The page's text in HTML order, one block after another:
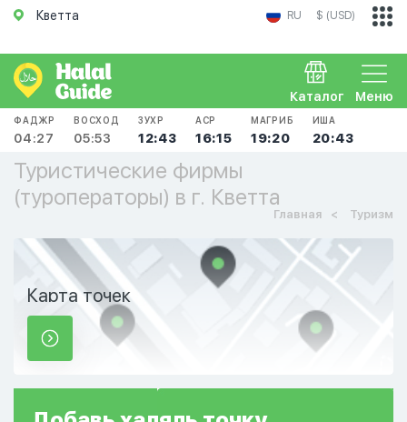
Кветта RU $ (USD)
Меню
Каталог
ФАДЖР
04:27
ВОСХОД
05:53
ЗУХР
12:43
АСР
16:15
МАГРИБ
19:20
ИША
20:43
Туристические фирмы
(туроператоры) в г. Кветта
Главная Туризм
Карта точек